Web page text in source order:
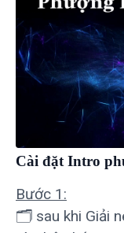
Cài đặt Intro
Bước 1:
🗂 sau khi Giải